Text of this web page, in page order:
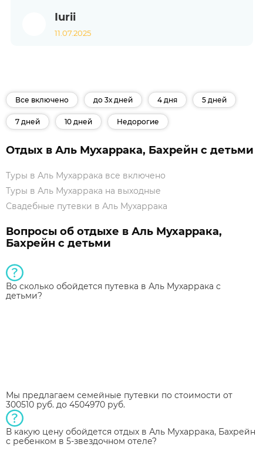
Iurii
11.07.2025
Все включено до 3х дней 4 дня 5 дней
7 дней 10 дней Недорогие
Отдых в Аль Мухаррака, Бахрейн с детьми
Туры в Аль Мухаррака все включено
Туры в Аль Мухаррака на выходные
Свадебные путевки в Аль Мухаррака
Вопросы об отдыхе в Аль Мухаррака,
Бахрейн с детьми
Во сколько обойдется путевка в Аль Мухаррака с
детьми?
Мы предлагаем семейные путевки по стоимости от
300510 руб. до 4504970 руб.
В какую цену обойдется отдых в Аль Мухаррака, Бахрейн
с ребенком в 5-звездочном отеле?